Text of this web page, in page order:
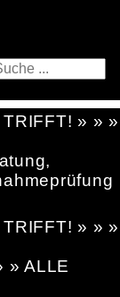
» » »
» » »
» ALLE